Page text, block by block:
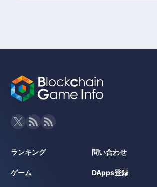
ランキング
ゲーム
問い合わせ
DApps登録